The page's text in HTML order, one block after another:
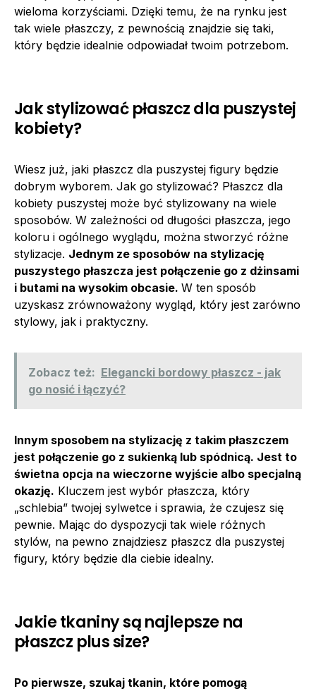
wieloma korzyściami. Dzięki temu, że na rynku jest
tak wiele płaszczy, z pewnością znajdzie się taki,
który będzie idealnie odpowiadał twoim potrzebom.
Jak stylizować płaszcz dla puszystej
kobiety?
Wiesz już, jaki płaszcz dla puszystej figury będzie
dobrym wyborem. Jak go stylizować? Płaszcz dla
kobiety puszystej może być stylizowany na wiele
sposobów. W zależności od długości płaszcza, jego
koloru i ogólnego wyglądu, można stworzyć różne
stylizacje. Jednym ze sposobów na stylizację
puszystego płaszcza jest połączenie go z dżinsami
i butami na wysokim obcasie. W ten sposób
uzyskasz zrównoważony wygląd, który jest zarówno
stylowy, jak i praktyczny.
Zobacz też: Elegancki bordowy płaszcz - jak
go nosić i łączyć?
Innym sposobem na stylizację z takim płaszczem
jest połączenie go z sukienką lub spódnicą. Jest to
świetna opcja na wieczorne wyjście albo specjalną
okazję. Kluczem jest wybór płaszcza, który
„schlebia” twojej sylwetce i sprawia, że czujesz się
pewnie. Mając do dyspozycji tak wiele różnych
stylów, na pewno znajdziesz płaszcz dla puszystej
figury, który będzie dla ciebie idealny.
Jakie tkaniny są najlepsze na
płaszcz plus size?
Po pierwsze, szukaj tkanin, które pomogą